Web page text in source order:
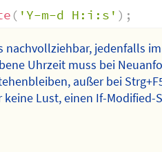
( 'Y-m-d H:i:s' ) ;
nachvollziehbar, jedenfalls
Uhrzeit muss bei
außer bei
keine Lust, einen If-Modified-